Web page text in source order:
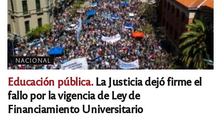
NACIONAL
Educación pública.La Justicia dejó firme el
fallo por la vigencia de Ley de
Financiamiento Universitario